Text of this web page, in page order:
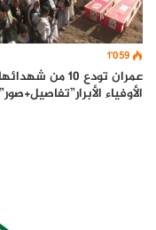
1٬059
عمران تودع 10 من شهدائها
الأوفياء الأبرار”تفاصيل+صور”